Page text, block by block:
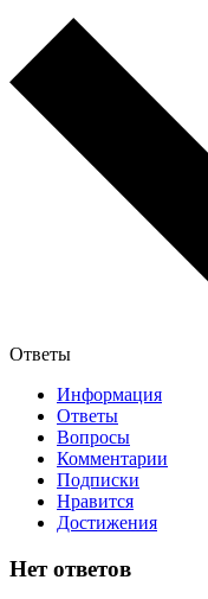
Ответы
Информация
Ответы
Вопросы
Комментарии
Подписки
Нравится
Достижения
Нет ответов